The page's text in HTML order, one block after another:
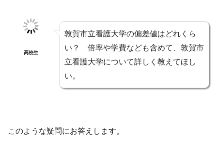
高校生
敦賀市立看護大学の偏差値はどれくら
い？ 倍率や学費なども含めて、敦賀市
立看護大学について詳しく教えてほし
い。
このような疑問にお答えします。